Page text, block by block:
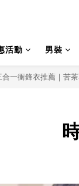
活動 男裝
合一衝鋒衣推薦｜苦